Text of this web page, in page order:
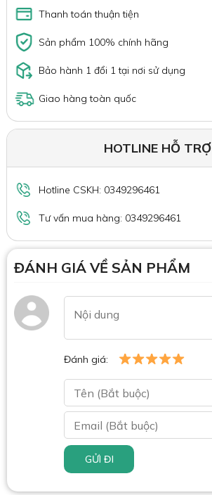
Thanh toán thuận tiện
Sản phẩm 100% chính hãng
Bảo hành 1 đổi 1 tại nơi sử dụng
Giao hàng toàn quốc
HOTLINE HỖ TRỢ
Hotline CSKH: 0349296461
Tư vấn mua hàng: 0349296461
ĐÁNH GIÁ VỀ SẢN PHẨM
Đánh giá:
GỬI ĐI